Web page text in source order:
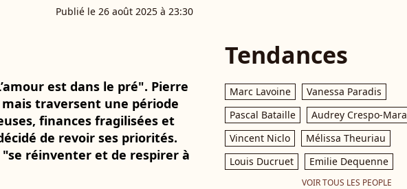
Publié le 26 août 2025 à 23:30
est dans le pré". Pierre
traversent une période
finances fragilisées et
de revoir ses priorités.
réinventer et de respirer à
Tendances
Marc Lavoine
Vanessa Paradis
Pascal Bataille
Audrey Crespo-Mara
Vincent Niclo
Mélissa Theuriau
Louis Ducruet
Emilie Dequenne
VOIR TOUS LES PEOPLE